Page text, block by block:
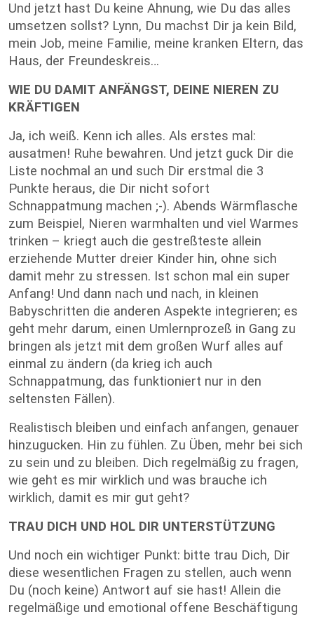
Und jetzt hast Du keine Ahnung, wie Du das alles
umsetzen sollst? Lynn, Du machst Dir ja kein Bild,
mein Job, meine Familie, meine kranken Eltern, das
Haus, der Freundeskreis…
WIE DU DAMIT ANFÄNGST, DEINE NIEREN ZU
KRÄFTIGEN
Ja, ich weiß. Kenn ich alles. Als erstes mal:
ausatmen! Ruhe bewahren. Und jetzt guck Dir die
Liste nochmal an und such Dir erstmal die 3
Punkte heraus, die Dir nicht sofort
Schnappatmung machen ;-). Abends Wärmflasche
zum Beispiel, Nieren warmhalten und viel Warmes
trinken – kriegt auch die gestreßteste allein
erziehende Mutter dreier Kinder hin, ohne sich
damit mehr zu stressen. Ist schon mal ein super
Anfang! Und dann nach und nach, in kleinen
Babyschritten die anderen Aspekte integrieren; es
geht mehr darum, einen Umlernprozeß in Gang zu
bringen als jetzt mit dem großen Wurf alles auf
einmal zu ändern (da krieg ich auch
Schnappatmung, das funktioniert nur in den
seltensten Fällen).
Realistisch bleiben und einfach anfangen, genauer
hinzugucken. Hin zu fühlen. Zu Üben, mehr bei sich
zu sein und zu bleiben. Dich regelmäßig zu fragen,
wie geht es mir wirklich und was brauche ich
wirklich, damit es mir gut geht?
TRAU DICH UND HOL DIR UNTERSTÜTZUNG
Und noch ein wichtiger Punkt: bitte trau Dich, Dir
diese wesentlichen Fragen zu stellen, auch wenn
Du (noch keine) Antwort auf sie hast! Allein die
regelmäßige und emotional offene Beschäftigung